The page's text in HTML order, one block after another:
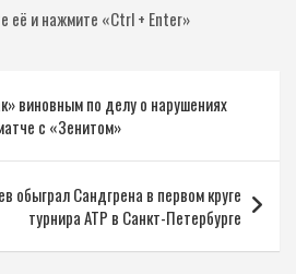
её и нажмите «Ctrl + Enter»
виновным по делу о нарушениях
с «Зенитом»
обыграл Сандгрена в первом круге
турнира ATP в Санкт-Петербурге